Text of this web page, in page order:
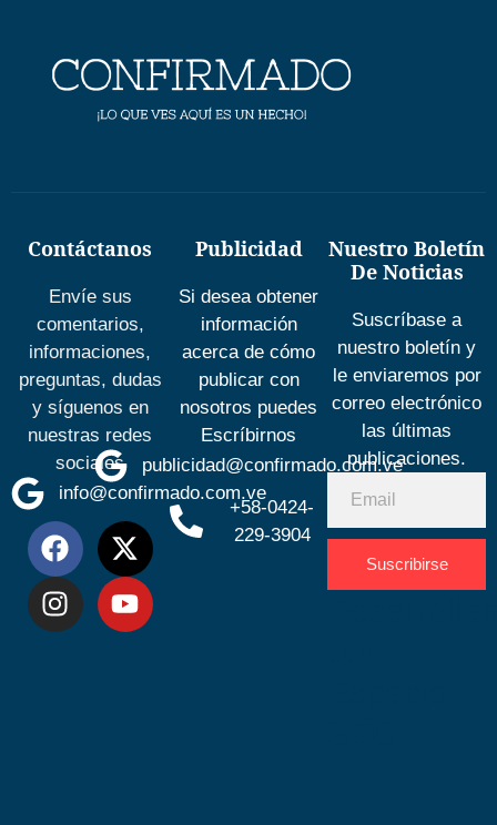
Contáctanos
Envíe sus
comentarios,
informaciones,
preguntas, dudas
y síguenos en
nuestras redes
sociales
info@confirmado.com.ve
Publicidad
Si desea obtener
información
acerca de cómo
publicar con
nosotros puedes
Escríbirnos
publicidad@confirmado.com.ve
+58-0424-
229-3904
Nuestro Boletín
De Noticias
Suscríbase a
nuestro boletín y
le enviaremos por
correo electrónico
las últimas
publicaciones.
Suscribirse